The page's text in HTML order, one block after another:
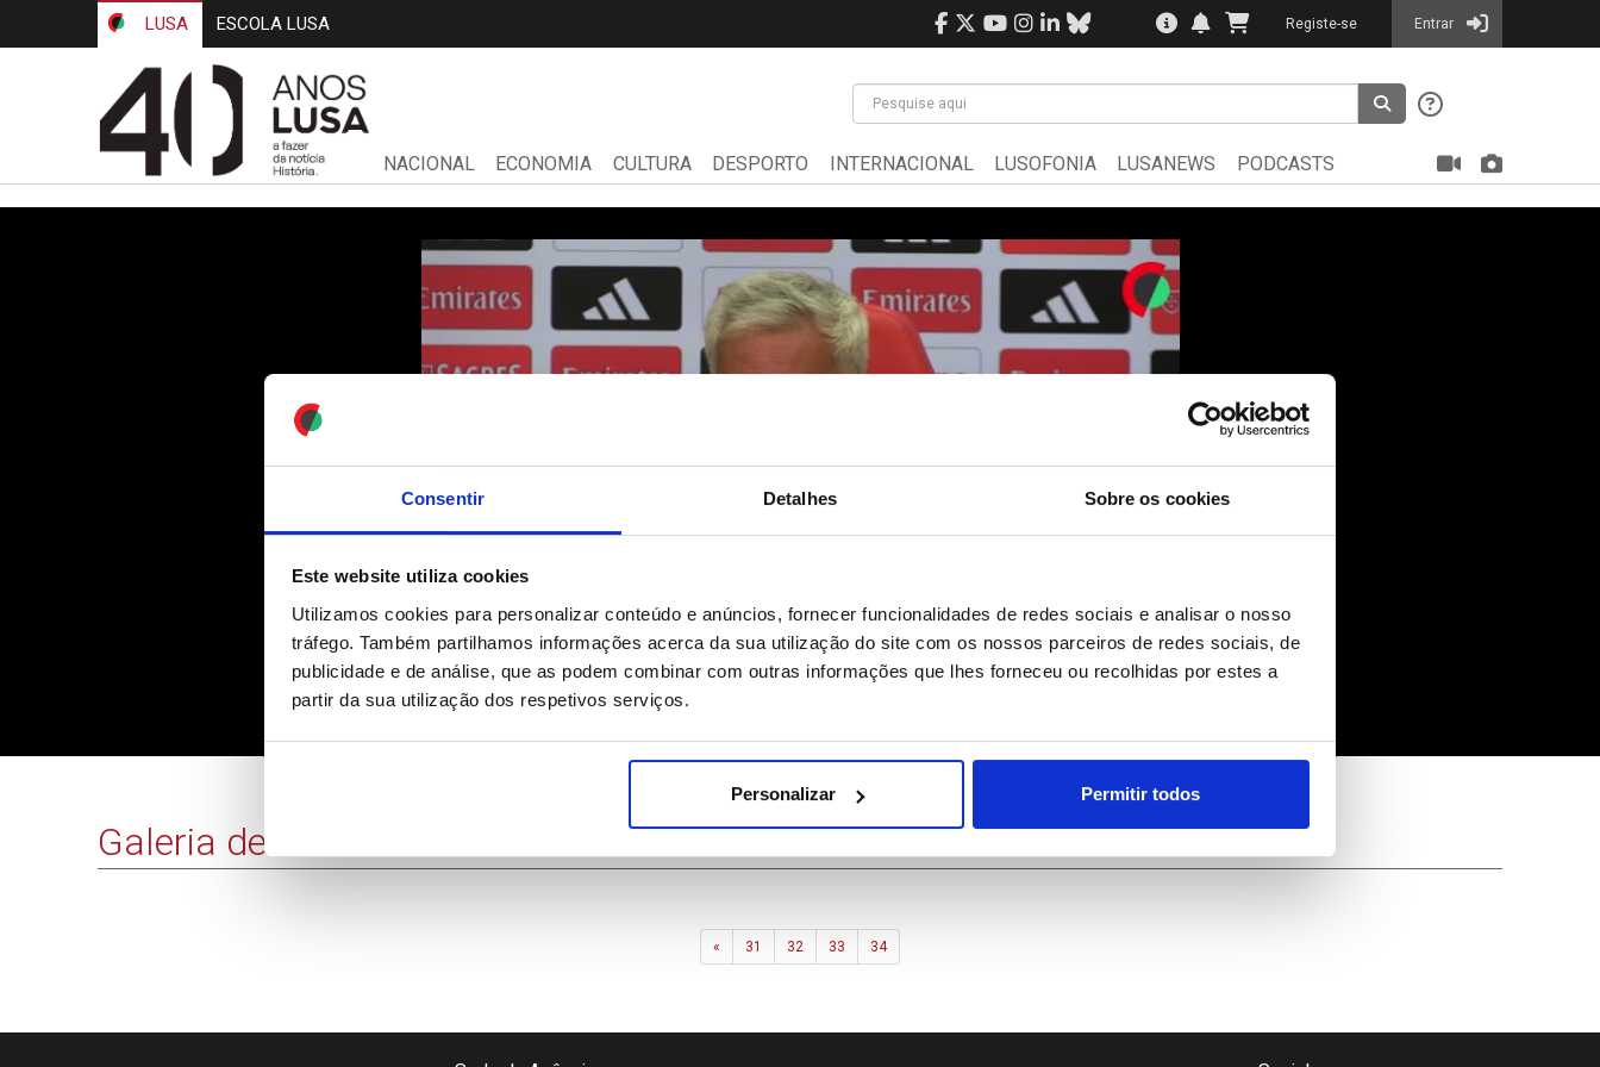
Consentir Detalhes Sobre os cookies
Este website utiliza cookies
Utilizamos cookies para personalizar conteúdo e anúncios, fornecer funcionalidades de redes sociais e analisar o nosso
tráfego. Também partilhamos informações acerca da sua utilização do site com os nossos parceiros de redes sociais, de
publicidade e de análise, que as podem combinar com outras informações que lhes forneceu ou recolhidas por estes a
partir da sua utilização dos respetivos serviços.
Personalizar Permitir todos
LUSA ESCOLA LUSA Registe-se Entrar
NACIONAL ECONOMIA CULTURA DESPORTO INTERNACIONAL LUSOFONIA LUSANEWS PODCASTS
I Liga: Mourinho garante não ter contactos com Real Madrid até final da época (editado)
Galeria de Vídeos
« Previous
31 32 33 34